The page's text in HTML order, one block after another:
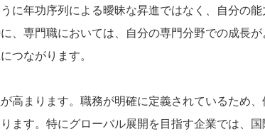
に年功序列による曖昧な昇進ではなく、自分の能
、専門職においては、自分の専門分野での成長が
つながります。
高まります。職務が明確に定義されているため、
ます。特にグローバル展開を目指す企業では、国